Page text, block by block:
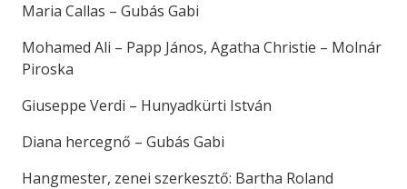
Maria Callas – Gubás Gabi
Mohamed Ali – Papp János, Agatha Christie – Molnár
Piroska
Giuseppe Verdi – Hunyadkürti István
Diana hercegnő – Gubás Gabi
Hangmester, zenei szerkesztő: Bartha Roland